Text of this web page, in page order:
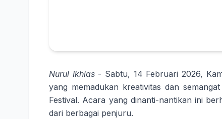
Nurul Ikhlas- Sabtu, 14 Februari 2026,
yang memadukan kreativitas dan
Festival. Acara yang dinanti-nantikan ini
dari berbagai penjuru.